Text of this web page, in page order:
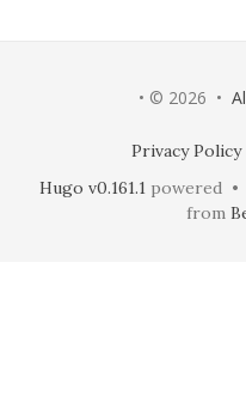
• © 2026 •
Privacy Policy
Hugo v0.161.1powered •
from